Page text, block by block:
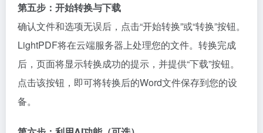
第五步：开始转换与下载
确认文件和选项无误后，点击“开始转换”或“转换”按钮。
LightPDF将在云端服务器上处理您的文件。转换完成
后，页面将显示转换成功的提示，并提供“下载”按钮。
点击该按钮，即可将转换后的Word文件保存到您的设
备。